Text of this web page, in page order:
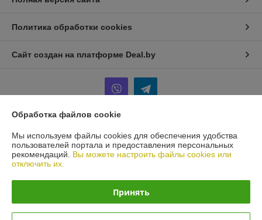
Политика обработки cookies
Сайт создан на платформе Deal.by
Информация для покупателя
Юридическое лицо:ИП Терещенко Игорь Анатольевич
Минск
Регистрационный номер ЕГР: 101436571
Регистрационный орган: Мингорисполком
Обработка файлов cookie
Мы используем файлы cookies для обеспечения удобства
пользователей портала и предоставления персональных
рекомендаций. Вы можете настроить файлы cookies или
отключить их.
Принять